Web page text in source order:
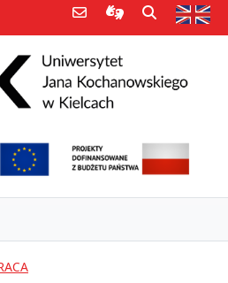
Poczta e-mailInformacje dla
Szukaj